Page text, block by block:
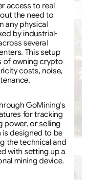
access to real
the need to
any physical
by industrial-
several
This setup
of owning crypto
costs, noise,
GoMining's
for tracking
power, or selling
is designed to be
the technical and
with setting up a
mining device.